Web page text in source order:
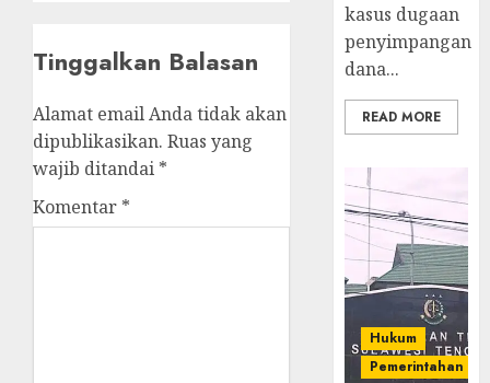
Tinggalkan Balasan
Alamat email Anda tidak akan
dipublikasikan. Ruas yang
wajib ditandai *
Komentar *
kasus dugaan
penyimpangan
dana...
READ MORE
Hukum
Pemerintahan